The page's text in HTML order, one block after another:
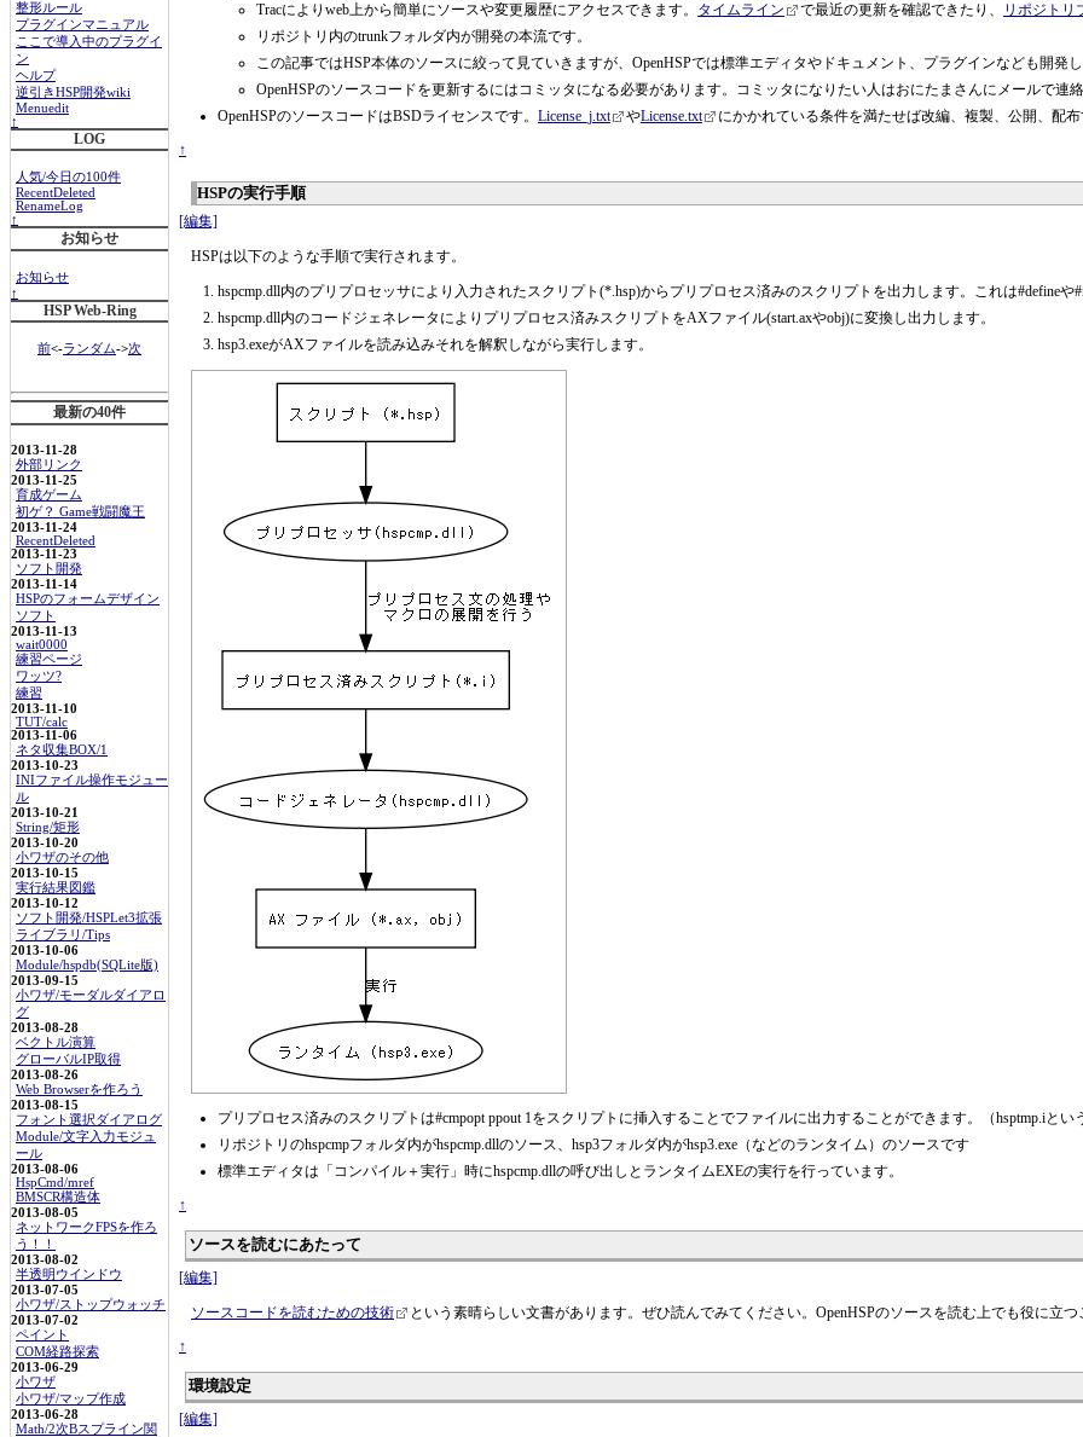
整形ルール
プラグインマニュアル
ここで導入中のプラグイ
ン
ヘルプ
逆引きHSP開発wiki
Menuedit
↑
LOG
人気/今日の100件
RecentDeleted
RenameLog
↑
お知らせ
お知らせ
↑
HSP Web-Ring
前<-ランダム->次
最新の40件
2013-11-28
外部リンク
2013-11-25
育成ゲーム
初ゲ？ Game戦闘魔王
2013-11-24
RecentDeleted
2013-11-23
ソフト開発
2013-11-14
HSPのフォームデザイン
ソフト
2013-11-13
wait0000
練習ページ
ワッツ?
練習
2013-11-10
TUT/calc
2013-11-06
ネタ収集BOX/1
2013-10-23
INIファイル操作モジュー
ル
2013-10-21
String/矩形
2013-10-20
小ワザのその他
2013-10-15
実行結果図鑑
2013-10-12
ソフト開発/HSPLet3拡張
ライブラリ/Tips
2013-10-06
Module/hspdb(SQLite版)
2013-09-15
小ワザ/モーダルダイアロ
グ
2013-08-28
ベクトル演算
グローバルIP取得
2013-08-26
Web Browserを作ろう
2013-08-15
フォント選択ダイアログ
Module/文字入力モジュ
ール
2013-08-06
HspCmd/mref
BMSCR構造体
2013-08-05
ネットワークFPSを作ろ
う！！
2013-08-02
半透明ウインドウ
2013-07-05
小ワザ/ストップウォッチ
2013-07-02
ペイント
COM経路探索
2013-06-29
小ワザ
小ワザ/マップ作成
2013-06-28
Math/2次Bスプライン関
Tracによりweb上から簡単にソースや変更履歴にアクセスできます。 タイムライン で最近の更新を確認できたり、 リポジトリ
リポジトリ内のtrunkフォルダ内が開発の本流です。
この記事ではHSP本体のソースに絞って見ていきますが、OpenHSPでは標準エディタやドキュメント、プラグインなども開発し
OpenHSPのソースコードを更新するにはコミッタになる必要があります。コミッタになりたい人はおにたまさんにメールで連絡
OpenHSPのソースコードはBSDライセンスです。 License_j.txt やLicense.txt
にかかれている条件を満たせば改編、複製、公開、配布
↑
HSPの実行手順
[編集]
HSPは以下のような手順で実行されます。
hspcmp.dll内のプリプロセッサにより入力されたスクリプト(*.hsp)からプリプロセス済みのスクリプトを出力します。これは#defineや
hspcmp.dll内のコードジェネレータによりプリプロセス済みスクリプトをAXファイル(start.axやobj)に変換し出力します。
hsp3.exeがAXファイルを読み込みそれを解釈しながら実行します。
プリプロセス済みのスクリプトは#cmpopt ppout 1をスクリプトに挿入することでファイルに出力することができます。（hsptmp.iとい
リポジトリのhspcmpフォルダ内がhspcmp.dllのソース、hsp3フォルダ内がhsp3.exe（などのランタイム）のソースです
標準エディタは「コンパイル＋実行」時にhspcmp.dllの呼び出しとランタイムEXEの実行を行っています。
↑
ソースを読むにあたって
[編集]
ソースコードを読むための技術
という素晴らしい文書があります。ぜひ読んでみてください。OpenHSPのソースを読む上でも役に立つ
↑
環境設定
[編集]